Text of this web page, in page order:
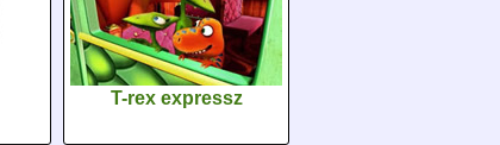
T-rex expressz